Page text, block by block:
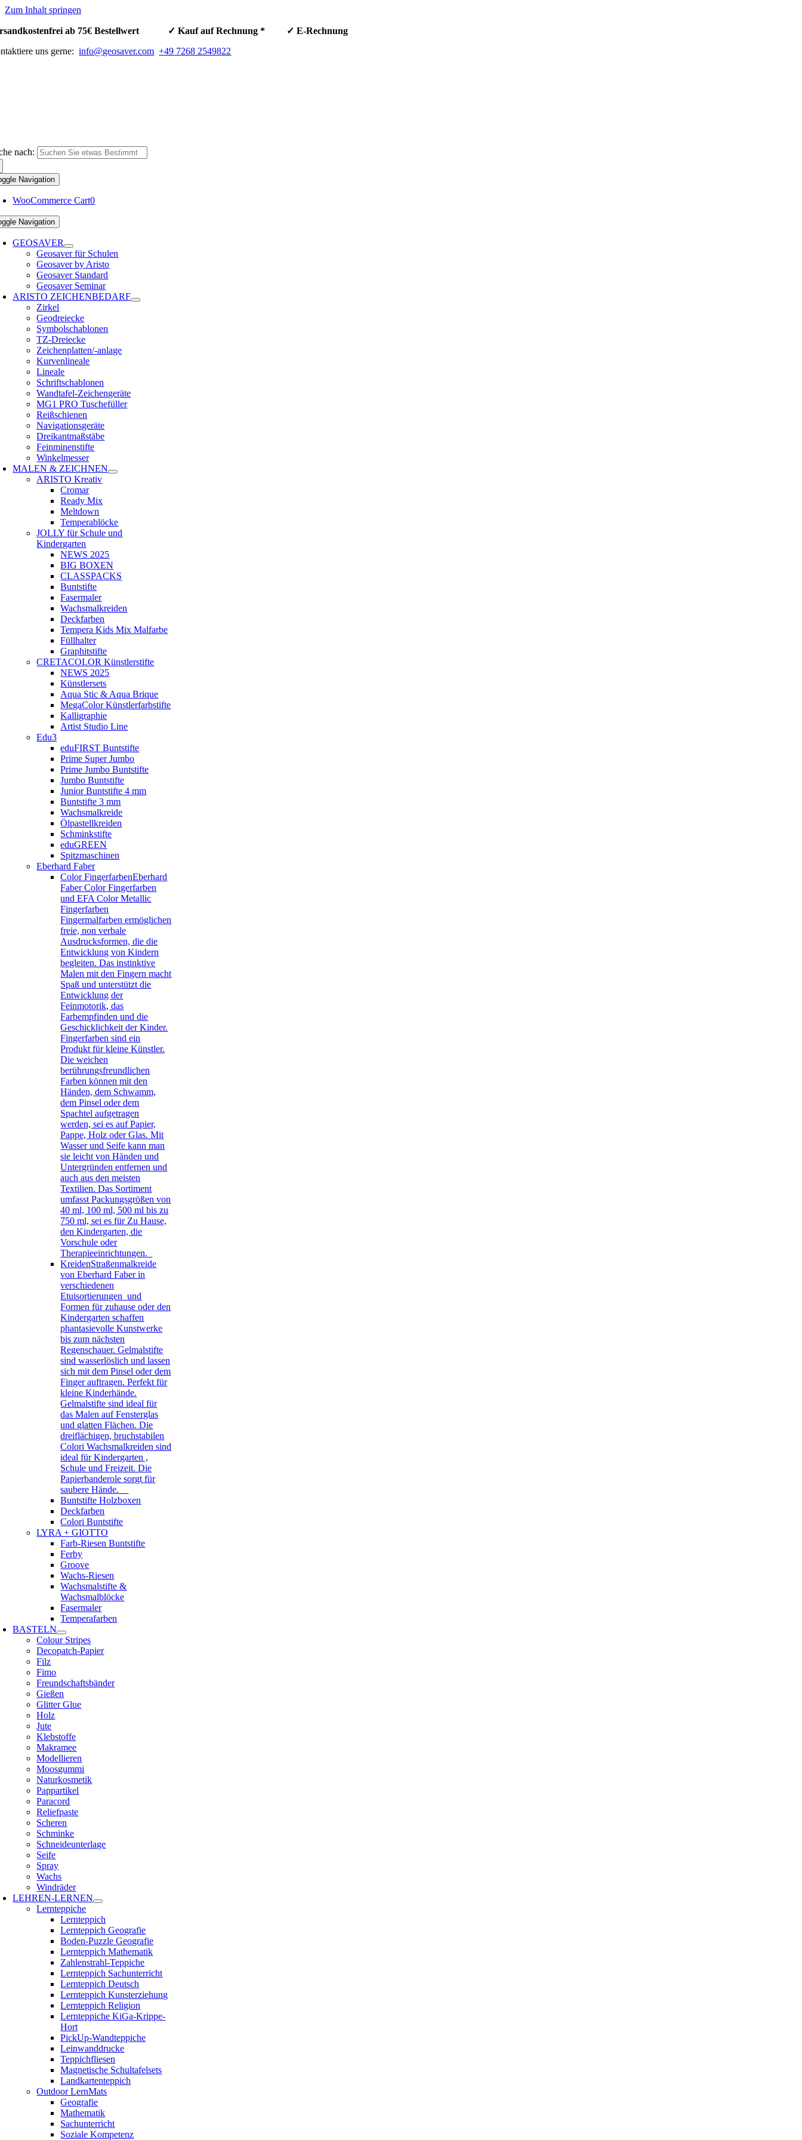
Zum Inhalt springen
ab 75€ Bestellwert ✓ Kauf auf Rechnung * ✓ E-Rechnung
uns gerne: info@geosaver.com +49 7268 2549822
nach:
Navigation
WooCommerce Cart0
Navigation
GEOSAVER
Geosaver für Schulen
Geosaver by Aristo
Geosaver Standard
Geosaver Seminar
ARISTO ZEICHENBEDARF
Zirkel
Geodreiecke
Symbolschablonen
TZ-Dreiecke
Zeichenplatten/-anlage
Kurvenlineale
Lineale
Schriftschablonen
Wandtafel-Zeichengeräte
MG1 PRO Tuschefüller
Reißschienen
Navigationsgeräte
Dreikantmaßstäbe
Feinminenstifte
Winkelmesser
MALEN & ZEICHNEN
ARISTO Kreativ
Cromar
Ready Mix
Meltdown
Temperablöcke
JOLLY für Schule und
Kindergarten
NEWS 2025
BIG BOXEN
CLASSPACKS
Buntstifte
Fasermaler
Wachsmalkreiden
Deckfarben
Tempera Kids Mix Malfarbe
Füllhalter
Graphitstifte
CRETACOLOR Künstlerstifte
NEWS 2025
Künstlersets
Aqua Stic & Aqua Brique
MegaColor Künstlerfarbstifte
Kalligraphie
Artist Studio Line
Edu3
eduFIRST Buntstifte
Prime Super Jumbo
Prime Jumbo Buntstifte
Jumbo Buntstifte
Junior Buntstifte 4 mm
Buntstifte 3 mm
Wachsmalkreide
Ölpastellkreiden
Schminkstifte
eduGREEN
Spitzmaschinen
Eberhard Faber
Color FingerfarbenEberhard
Faber Color Fingerfarben
und EFA Color Metallic
Fingerfarben
Fingermalfarben ermöglichen
freie, non verbale
Ausdrucksformen, die die
Entwicklung von Kindern
begleiten. Das instinktive
Malen mit den Fingern macht
Spaß und unterstützt die
Entwicklung der
Feinmotorik, das
Farbempfinden und die
Geschicklichkeit der Kinder.
Fingerfarben sind ein
Produkt für kleine Künstler.
Die weichen
berührungsfreundlichen
Farben können mit den
Händen, dem Schwamm,
dem Pinsel oder dem
Spachtel aufgetragen
werden, sei es auf Papier,
Pappe, Holz oder Glas. Mit
Wasser und Seife kann man
sie leicht von Händen und
Untergründen entfernen und
auch aus den meisten
Textilien. Das Sortiment
umfasst Packungsgrößen von
40 ml, 100 ml, 500 ml bis zu
750 ml, sei es für Zu Hause,
den Kindergarten, die
Vorschule oder
Therapieeinrichtungen.
KreidenStraßenmalkreide
von Eberhard Faber in
verschiedenen
Etuisortierungen und
Formen für zuhause oder den
Kindergarten schaffen
phantasievolle Kunstwerke
bis zum nächsten
Regenschauer. Gelmalstifte
sind wasserlöslich und lassen
sich mit dem Pinsel oder dem
Finger auftragen. Perfekt für
kleine Kinderhände.
Gelmalstifte sind ideal für
das Malen auf Fensterglas
und glatten Flächen. Die
dreiflächigen, bruchstabilen
Colori Wachsmalkreiden sind
ideal für Kindergarten ,
Schule und Freizeit. Die
Papierbanderole sorgt für
saubere Hände.
Buntstifte Holzboxen
Deckfarben
Colori Buntstifte
LYRA + GIOTTO
Farb-Riesen Buntstifte
Ferby
Groove
Wachs-Riesen
Wachsmalstifte &
Wachsmalblöcke
Fasermaler
Temperafarben
BASTELN
Colour Stripes
Decopatch-Papier
Filz
Fimo
Freundschaftsbänder
Gießen
Glitter Glue
Holz
Jute
Klebstoffe
Makramee
Modellieren
Moosgummi
Naturkosmetik
Pappartikel
Paracord
Reliefpaste
Scheren
Schminke
Schneideunterlage
Seife
Spray
Wachs
Windräder
LEHREN-LERNEN
Lernteppiche
Lernteppich
Lernteppich Geografie
Boden-Puzzle Geografie
Lernteppich Mathematik
Zahlenstrahl-Teppiche
Lernteppich Sachunterricht
Lernteppich Deutsch
Lernteppich Kunsterziehung
Lernteppich Religion
Lernteppiche KiGa-Krippe-
Hort
PickUp-Wandteppiche
Leinwanddrucke
Teppichfliesen
Magnetische Schultafelsets
Landkartenteppich
Outdoor LernMats
Geografie
Mathematik
Sachunterricht
Soziale Kompetenz